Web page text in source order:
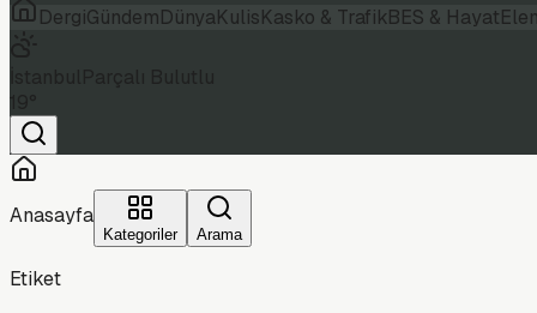
DergiGündemDünyaKulisKasko & TrafikBES & Hayat
Anasayfa
Kategoriler Arama
Etiket